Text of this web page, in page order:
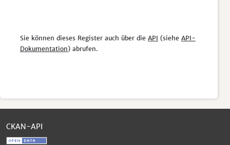
Sie können dieses Register auch über die API (siehe API-
Dokumentation) abrufen.
CKAN-API